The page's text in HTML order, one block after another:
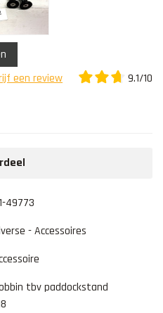
een review
9.1/10
49773
- Accessoires
tbv paddockstand